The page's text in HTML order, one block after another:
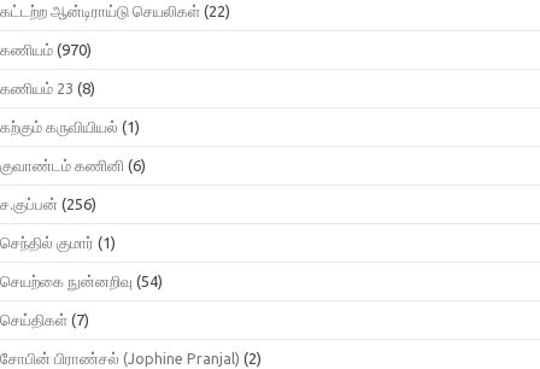
கட்டற்ற ஆன்டிராய்டு செயலிகள் (22)
கணியம் (970)
கணியம் 23 (8)
கற்கும் கருவியியல் (1)
குவாண்டம் கணினி (6)
ச.குப்பன் (256)
செந்தில் குமார் (1)
செயற்கை நுன்னறிவு (54)
செய்திகள் (7)
சோபின் பிராண்சல் (Jophine Pranjal) (2)